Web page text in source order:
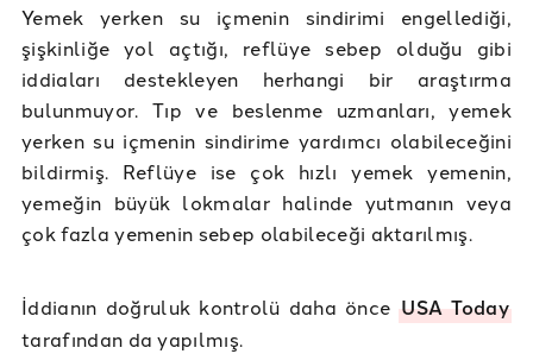
Yemek yerken su içmenin sindirimi engellediği,
şişkinliğe yol açtığı, reflüye sebep olduğu gibi
iddiaları destekleyen herhangi bir araştırma
bulunmuyor. Tıp ve beslenme uzmanları, yemek
yerken su içmenin sindirime yardımcı olabileceğini
bildirmiş. Reflüye ise çok hızlı yemek yemenin,
yemeğin büyük lokmalar halinde yutmanın veya
çok fazla yemenin sebep olabileceği aktarılmış.
İddianın doğruluk kontrolü daha önceUSA Today
tarafından da yapılmış.